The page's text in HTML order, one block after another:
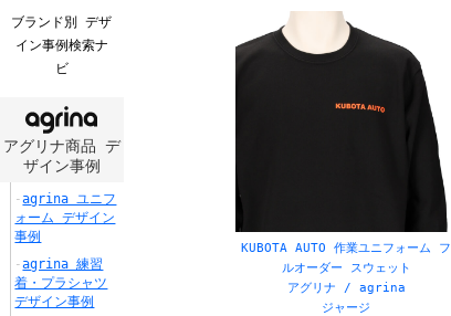
スパッツィオ / spazio
カパース / capaz
商品カテゴリー
ブランド別 デザ
イン事例検索ナ
ビ
アグリナ商品 デ
ザイン事例
agrina ユニフ
ォーム デザイン
事例
agrina 練習
着・プラシャツ
デザイン事例
KUBOTA AUTO 作業ユニフォーム フ
ルオーダー スウェット
アグリナ / agrina
ジャージ